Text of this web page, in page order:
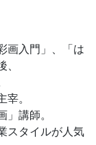
画入門」、「は
。
講師。
スタイルが人気